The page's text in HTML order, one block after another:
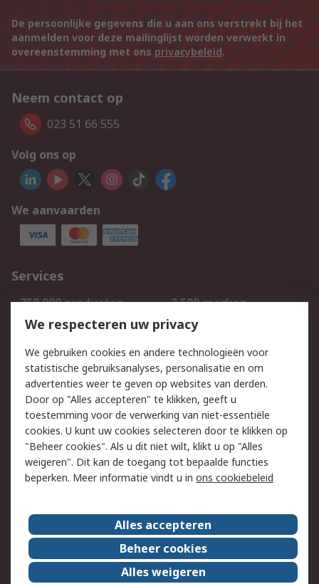
De persoonlijke gegevens die u aan ons verstrekt bij het
aanmelden voor deze mailinglijst worden verwerkt in
overeenstemming met ons privacybeleid.
Neem contact op
023 51 66 555
Volg ons op
We aanvaarden
Services
750.000 producten
2.500 merken
Bestellen
Inkoopoplossingen
Track & Trace
Wettelijk
Cookiebeleid
Email veiligheid
Privacybeleid
Websitevoorwaarden
Algemene
verkoopvoorwaarden
Over RS
RS Group
Over ons
RS wereldwijd
Werken bij RS
We respecteren uw privacy
We gebruiken cookies en andere technologieën voor
statistische gebruiksanalyses, personalisatie en om
advertenties weer te geven op websites van derden.
Door op "Alles accepteren" te klikken, geeft u
toestemming voor de verwerking van niet-essentiële
cookies. U kunt uw cookies selecteren door te klikken op
"Beheer cookies". Als u dit niet wilt, klikt u op "Alles
weigeren". Dit kan de toegang tot bepaalde functies
beperken. Meer informatie vindt u in ons cookiebeleid
Alles accepteren
Beheer cookies
Alles weigeren